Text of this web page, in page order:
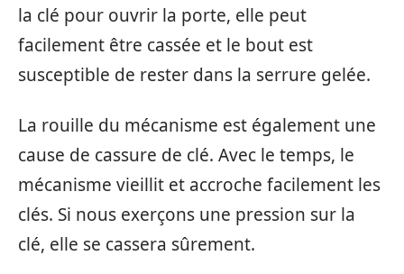
la clé pour ouvrir la porte, elle peut
facilement être cassée et le bout est
susceptible de rester dans la serrure gelée.
La rouille du mécanisme est également une
cause de cassure de clé. Avec le temps, le
mécanisme vieillit et accroche facilement les
clés. Si nous exerçons une pression sur la
clé, elle se cassera sûrement.